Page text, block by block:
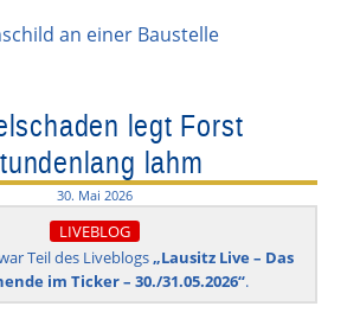
legt Forst
lahm
30. Mai 2026
LIVEBLOG
Teil des Liveblogs„Lausitz Live – Das
im Ticker – 30./31.05.2026“.